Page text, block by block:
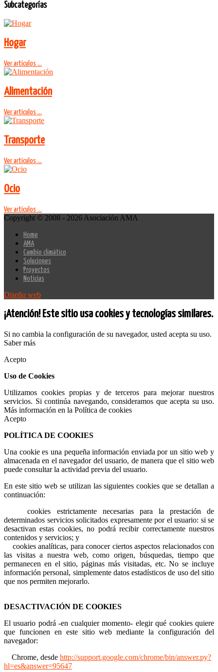
Subcategorías
Hogar
Ver artículos ...
Alimentación
Ver artículos ...
Transporte
Ver artículos ...
Ocio
Ver artículos ...
Copyright © 2008 - 2026 Asociación AMA
Home
AMA
Cambio climático
Soluciones
Proyectos
Noticias
Diseño web
¡Atención! Este sitio usa cookies y tecnologías similares.
Si no cambia la configuración de su navegador, usted acepta su uso.
Saber más
Acepto
Uso de Cookies
Utilizamos cookies propias y de terceros para mejorar nuestros
servicios. Si continúa navegando, consideramos que acepta su uso.
Más información en la Política de cookies
Acepto
POLÍTICA DE COOKIES
Una cookie es una pequeña información enviada por un sitio web y
almacenada en el navegador del usuario, de manera que el sitio web
puede consultar la actividad previa del usuario.
En este sitio web se utilizan las siguientes cookies que se detallan a
continuación:
cookies estrictamente necesarias para la prestación de
determinados servicios solicitados expresamente por el usuario: si se
desactivan estas cookies, no podrá recibir correctamente nuestros
contenidos y servicios; y
cookies analíticas, para conocer ciertos aspectos relacionados con
las visitas a nuestra web, como origen, búsquedas, tiempo que
permanecen en el sitio, páginas más visitadas, etc. No se incluye
información personal, simplemente datos estadísticos de uso del sitio
que nos permiten mejorarlo.
DESACTIVACIÓN DE COOKIES
El usuario podrá -en cualquier momento- elegir qué cookies quiere
que funcionen en este sitio web mediante la configuración del
navegador:
Chrome, desde http://support.google.com/chrome/bin/answer.py?
hl=es&answer=95647